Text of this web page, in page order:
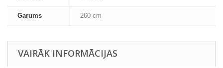
Garums 260 cm
VAIRĀK INFORMĀCIJAS